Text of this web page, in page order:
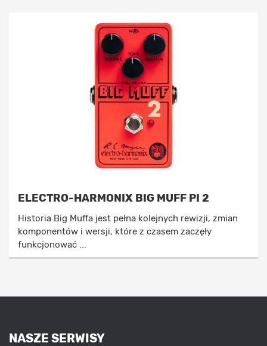
ELECTRO-HARMONIX BIG MUFF PI 2
Historia Big Muffa jest pełna kolejnych rewizji, zmian
komponentów i wersji, które z czasem zaczęły
funkcjonować ...
NASZE SERWISY